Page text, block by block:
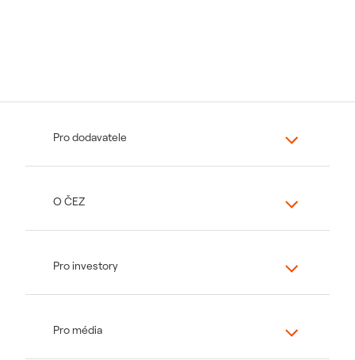
Pro dodavatele
O ČEZ
Pro investory
Pro média